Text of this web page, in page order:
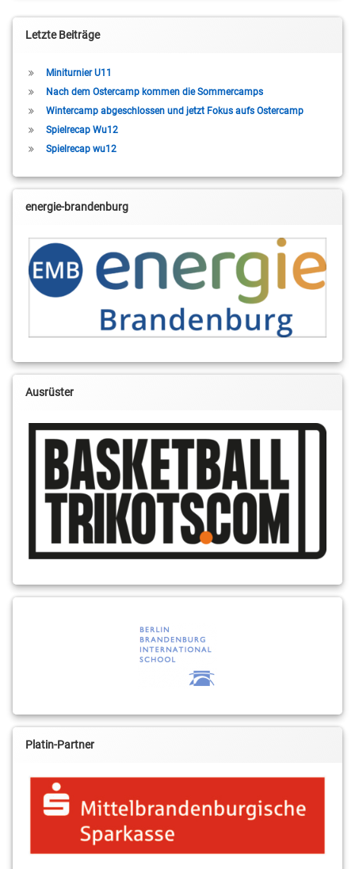
Letzte Beiträge
Miniturnier U11
Nach dem Ostercamp kommen die Sommercamps
Wintercamp abgeschlossen und jetzt Fokus aufs Ostercamp
Spielrecap Wu12
Spielrecap wu12
energie-brandenburg
Ausrüster
Platin-Partner